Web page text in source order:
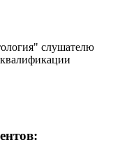
слушателю